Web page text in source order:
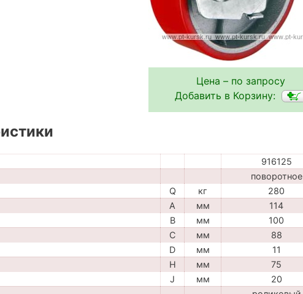
Цена – по запросу
Добавить в Корзину:
916125
поворотное
Q кг
280
A мм
114
B мм
100
C мм
88
D мм
11
H мм
75
J мм
20